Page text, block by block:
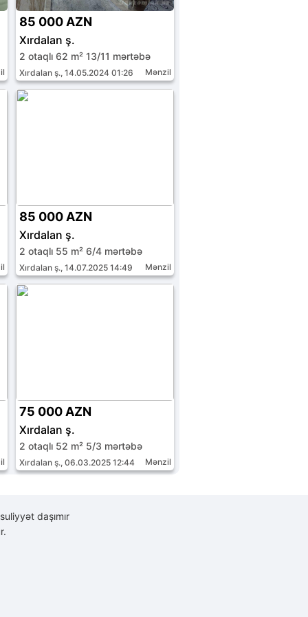
85 000 AZN
Xırdalan ş.
2 otaqlı 62 m² 13/11 mərtəbə
Xırdalan ş., 14.05.2024 01:26 Mənzil
85 000 AZN
Xırdalan ş.
2 otaqlı 55 m² 6/4 mərtəbə
Xırdalan ş., 14.07.2025 14:49 Mənzil
75 000 AZN
Xırdalan ş.
2 otaqlı 52 m² 5/3 mərtəbə
Xırdalan ş., 06.03.2025 12:44 Mənzil
daşımır